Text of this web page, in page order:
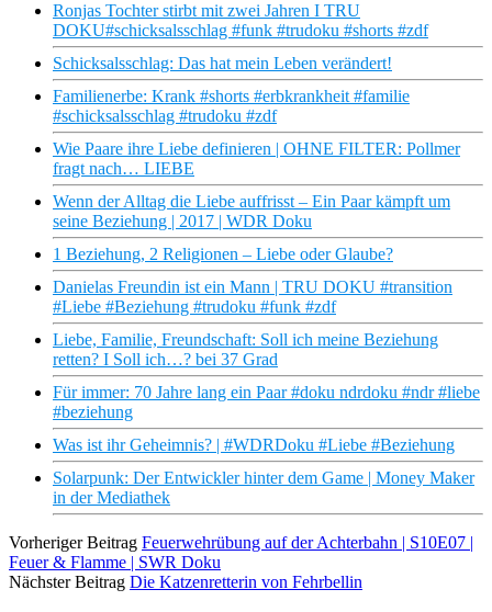
Ronjas Tochter stirbt mit zwei Jahren I TRU
DOKU#schicksalsschlag #funk #trudoku #shorts #zdf
Schicksalsschlag: Das hat mein Leben verändert!
Familienerbe: Krank #shorts #erbkrankheit #familie
#schicksalsschlag #trudoku #zdf
Wie Paare ihre Liebe definieren | OHNE FILTER: Pollmer
fragt nach… LIEBE
Wenn der Alltag die Liebe auffrisst – Ein Paar kämpft um
seine Beziehung | 2017 | WDR Doku
1 Beziehung, 2 Religionen – Liebe oder Glaube?
Danielas Freundin ist ein Mann | TRU DOKU #transition
#Liebe #Beziehung #trudoku #funk #zdf
Liebe, Familie, Freundschaft: Soll ich meine Beziehung
retten? I Soll ich…? bei 37 Grad
Für immer: 70 Jahre lang ein Paar #doku ndrdoku #ndr #liebe
#beziehung
Was ist ihr Geheimnis? | #WDRDoku #Liebe #Beziehung
Solarpunk: Der Entwickler hinter dem Game | Money Maker
in der Mediathek
Vorheriger Beitrag Feuerwehrübung auf der Achterbahn | S10E07 |
Feuer & Flamme | SWR Doku
Nächster Beitrag Die Katzenretterin von Fehrbellin